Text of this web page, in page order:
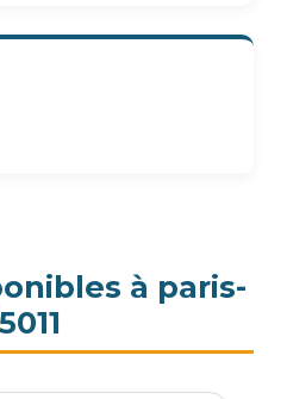
à paris-